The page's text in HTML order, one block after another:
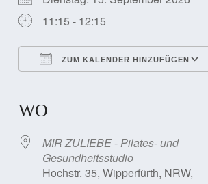
11:15 - 12:15
ZUM KALENDER HINZUFÜGEN
WO
MIR ZULIEBE - Pilates- und
Gesundheitsstudio
Hochstr. 35, Wipperfürth, NRW,